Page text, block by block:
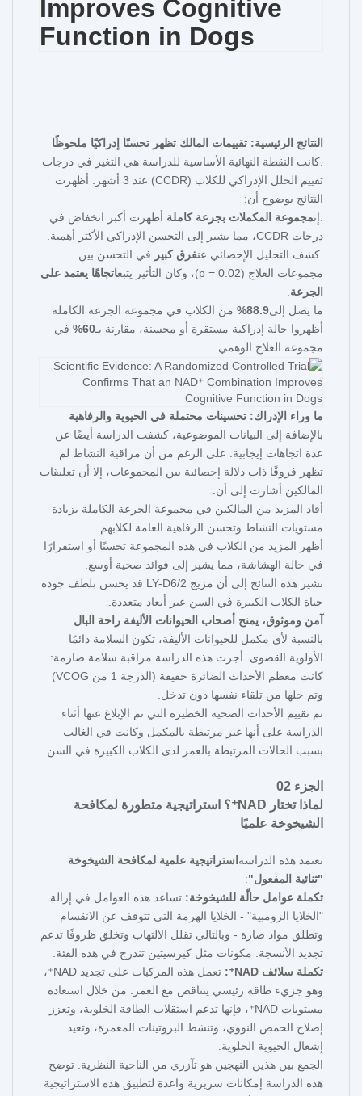
النتائج الرئيسية: تقييمات المالك تظهر تحسنًا إدراكيًا ملحوظًا
كانت النقطة النهائية الأساسية للدراسة هي التغير في درجات
تقييم الخلل الإدراكي للكلاب (CCDR) عند 3 أشهر. أظهرت
النتائج بوضوح أن:
إنمجموعة المكملات بجرعة كاملة أظهرت أكبر انخفاض في
درجات CCDR، مما يشير إلى التحسن الإدراكي الأكثر أهمية.
كشف التحليل الإحصائي عنفرق كبير في التحسن بين
مجموعات العلاج (p = 0.02)، وكان التأثير يتبع
اتجاهًا يعتمد على
الجرعة
ما يصل إلى88.9%
من الكلاب في مجموعة الجرعة الكاملة
أظهروا حالة إدراكية مستقرة أو محسنة، مقارنة بـ60%
في
مجموعة العلاج الوهمي.
ما وراء الإدراك: تحسينات محتملة في الحيوية والرفاهية
بالإضافة إلى البيانات الموضوعية، كشفت الدراسة أيضًا عن
عدة اتجاهات إيجابية. على الرغم من أن مراقبة النشاط لم
تظهر فروقًا ذات دلالة إحصائية بين المجموعات، إلا أن تعليقات
المالكين أشارت إلى أن:
أفاد المزيد من المالكين في مجموعة الجرعة الكاملة بزيادة
مستويات النشاط وتحسن الرفاهية العامة لكلابهم.
أظهر المزيد من الكلاب في هذه المجموعة تحسنًا أو استقرارًا
في حالة الهشاشة، مما يشير إلى فوائد صحية أوسع.
تشير هذه النتائج إلى أن مزيج LY-D6/2 قد يحسن بلطف جودة
حياة الكلاب الكبيرة في السن عبر أبعاد متعددة.
آمن وموثوق، يمنح أصحاب الحيوانات الأليفة راحة البال
بالنسبة لأي مكمل للحيوانات الأليفة، تكون السلامة دائمًا
الأولوية القصوى. أجرت هذه الدراسة مراقبة سلامة صارمة:
كانت معظم الأحداث الضائرة خفيفة (الدرجة 1 من VCOG)
وتم حلها من تلقاء نفسها دون تدخل.
تم تقييم الأحداث الصحية الخطيرة التي تم الإبلاغ عنها أثناء
الدراسة على أنها غير مرتبطة بالمكمل وكانت في الغالب
بسبب الحالات المرتبطة بالعمر لدى الكلاب الكبيرة في السن.
الجزء 02
لماذا تختار NAD⁺؟ استراتيجية متطورة لمكافحة
الشيخوخة علميًا
تعتمد هذه الدراسة استراتيجية علمية لمكافحة الشيخوخة
"ثنائية المفعول":
تكملة عوامل حالّة للشيخوخة: تساعد هذه العوامل في إزالة
"الخلايا الزومبية" - الخلايا الهرمة التي تتوقف عن الانقسام
وتطلق مواد ضارة - وبالتالي تقلل الالتهاب وتخلق ظروفًا تدعم
تجديد الأنسجة. مكونات مثل كيرسيتين تندرج في هذه الفئة.
تكملة سلائف NAD⁺:
تعمل هذه المركبات على تجديد NAD⁺،
وهو جزيء طاقة رئيسي يتناقص مع العمر. من خلال استعادة
مستويات NAD⁺، فإنها تدعم استقلاب الطاقة الخلوية، وتعزز
إصلاح الحمض النووي، وتنشط البروتينات المعمرة، وتعيد
إشعال الحيوية الخلوية.
الجمع بين هذين النهجين هو تآزري من الناحية النظرية. توضح
هذه الدراسة إمكانات سريرية واعدة لتطبيق هذه الاستراتيجية